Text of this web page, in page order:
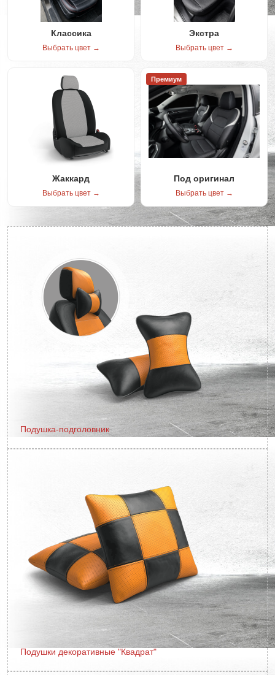
Классика
Выбрать цвет →
Экстра
Выбрать цвет →
Жаккард
Выбрать цвет →
Премиум
Под оригинал
Выбрать цвет →
Подушка-подголовник
Подушки декоративные "Квадрат"